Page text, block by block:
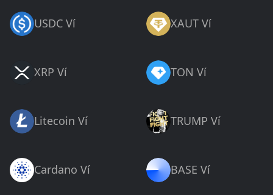
USDC Ví XAUT Ví
XRP Ví TON Ví
Litecoin Ví TRUMP Ví
Cardano Ví BASE Ví